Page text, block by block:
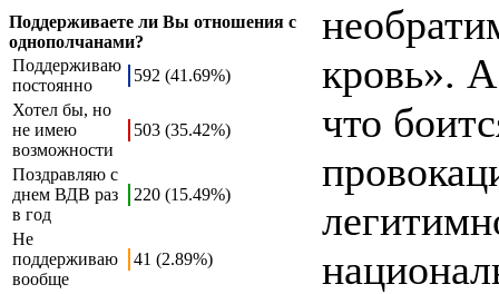
Поддерживаете ли Вы отношения с
однополчанами?
Поддерживаю
постоянно
592 (41.69%)
Хотел бы, но
не имею
возможности
503 (35.42%)
Поздравляю с
днем ВДВ раз
в год
220 (15.49%)
Не
поддерживаю
вообще
41 (2.89%)
кровь».
что